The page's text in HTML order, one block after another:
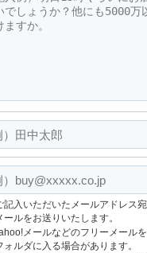
入いただいたメールアドレス
ールをお送りいたします。
メールなどのフリーメール
ォルダに入る場合があります。